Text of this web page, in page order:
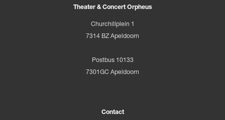
Theater & Concert Orpheus
Churchillplein 1
7314 BZ Apeldoorn
Postbus 10133
7301GC Apeldoorn
Contact